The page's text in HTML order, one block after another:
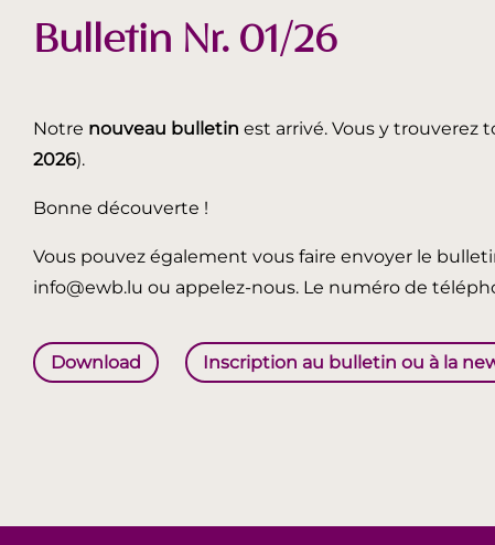
Bulletin Nr. 01/26
Notre nouveau bulletin est arrivé. Vous y trouverez
2026).
Bonne découverte !
Vous pouvez également vous faire envoyer le
info@ewb.lu ou appelez-nous. Le numéro de
Download Inscription au bulletin ou à la